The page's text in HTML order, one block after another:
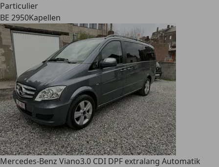
Particulier
BE 2950Kapellen
Mercedes-Benz Viano3.0 CDI DPF extralang Automatik